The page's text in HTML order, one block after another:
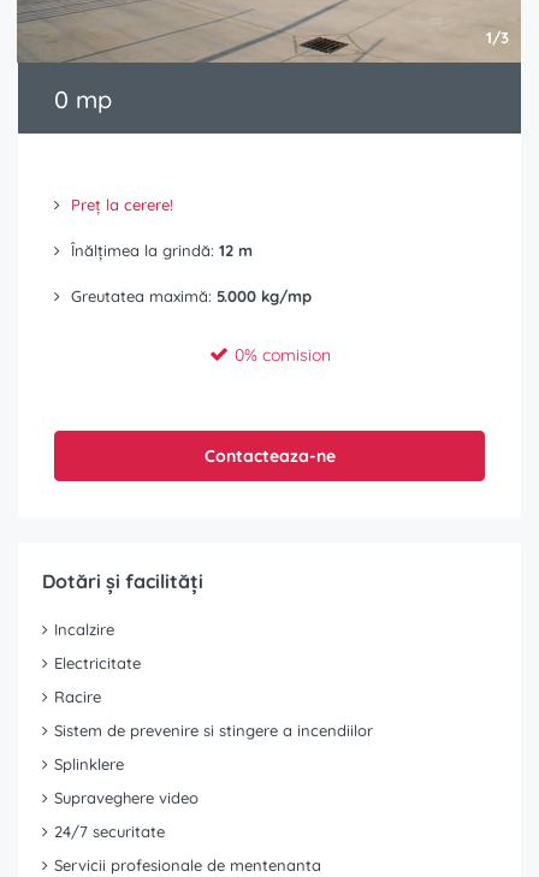
1/3
0 mp
Preț la cerere!
Înălțimea la grindă: 12 m
Greutatea maximă: 5.000 kg/mp
0% comision
Contacteaza-ne
Dotări și facilități
Incalzire
Electricitate
Racire
Sistem de prevenire si stingere a incendiilor
Splinklere
Supraveghere video
24/7 securitate
Servicii profesionale de mentenanta